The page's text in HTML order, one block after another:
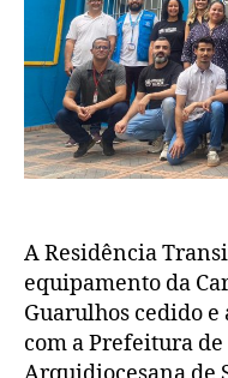
A Residência
equipamento da
Guarulhos cedido
com a Prefeitura